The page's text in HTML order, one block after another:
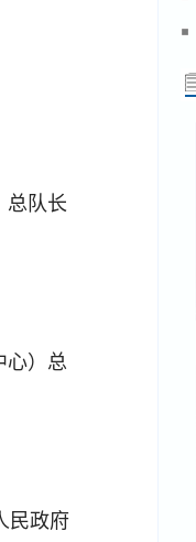
总队长
心）总
民政府